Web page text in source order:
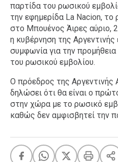
παρτίδα του ρωσικού
την εφημερίδα La Nacion,
στο Μπουένος Άιρες αύριο,
η κυβέρνηση της
συμφωνία για την
του ρωσικού εμβολίου.
Ο πρόεδρος της Αργεντινής
δηλώσει ότι θα είναι ο
στην χώρα με το ρωσικό
καθώς δεν αμφισβητεί την